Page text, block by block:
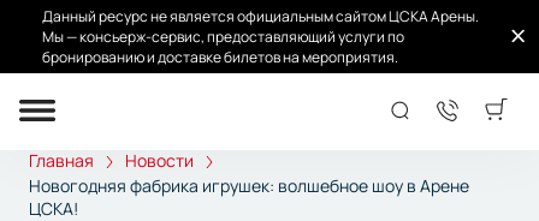
Данный ресурс не является официальным сайтом ЦСКА Арены.
Мы — консьерж-сервис, предоставляющий услуги по
бронированию и доставке билетов на мероприятия.
Главная
Новости
Новогодняя фабрика игрушек: волшебное шоу в Арене
ЦСКА!